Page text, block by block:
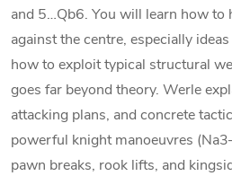
and 5…Qb6. You will learn how to
against the centre, especially
how to exploit typical structural
goes far beyond theory. Werle
attacking plans, and concrete
powerful knight manoeuvres
pawn breaks, rook lifts, and